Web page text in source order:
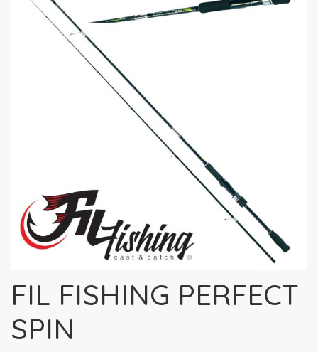
FIL FISHING PERFECT
SPIN